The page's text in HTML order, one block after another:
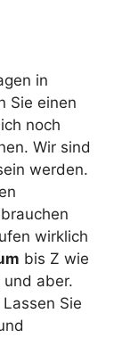
in
Sie einen
noch
Wir sind
werden.
wirklich
bis Z wie
aber.
Lassen Sie